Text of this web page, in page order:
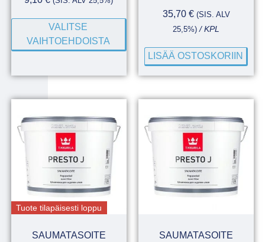
VALITSE
VAIHTOEHDOISTA
35,70 € (SIS. ALV
25,5%) / KPL
LISÄÄ OSTOSKORIIN
Tuote tilapäisesti loppu
SAUMATASOITE
SAUMATASOITE